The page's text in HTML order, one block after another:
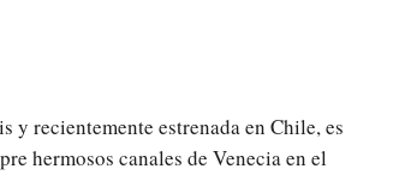
recientemente estrenada en Chile, es
hermosos canales de Venecia en el